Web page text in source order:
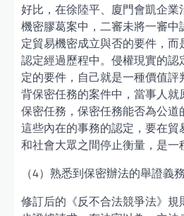
好比，在徐陸平、廈門會凱企
機密膠葛案中，二審未將一審
定貿易機密成立與否的要件，
認定經過歷程中。侵權現實的
定的要件，自己就是一種價值
背保密任務的案件中，當事人
保密任務，保密任務能否為公道
這些內在的事務的認定，要在
和社會大眾之間停止衡量，是一
（4）熟悉到保密辦法的舉證義
修訂后的《反不合法競爭法》